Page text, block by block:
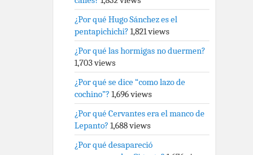
¿Por qué Hugo Sánchez es el
pentapichichi? 1,821 views
¿Por qué las hormigas no duermen?
1,703 views
¿Por qué se dice “como lazo de
cochino”? 1,696 views
¿Por qué Cervantes era el manco de
Lepanto? 1,688 views
¿Por qué desapareció